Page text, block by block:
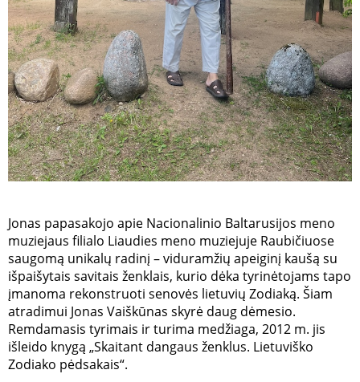
Jonas papasakojo apie Nacionalinio Baltarusijos meno
muziejaus filialo Liaudies meno muziejuje Raubičiuose
saugomą unikalų radinį – viduramžių apeiginį kaušą su
išpaišytais savitais ženklais, kurio dėka tyrinėtojams tapo
įmanoma rekonstruoti senovės lietuvių Zodiaką. Šiam
atradimui Jonas Vaiškūnas skyrė daug dėmesio.
Remdamasis tyrimais ir turima medžiaga, 2012 m. jis
išleido knygą „Skaitant dangaus ženklus. Lietuviško
Zodiako pėdsakais“.